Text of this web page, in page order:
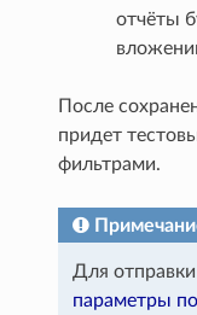
отчёты
После
придет
фильтрами.
Для
параметры